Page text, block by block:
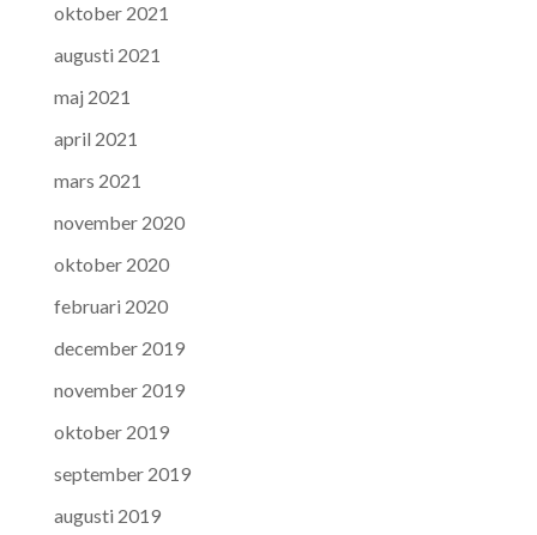
oktober 2021
augusti 2021
maj 2021
april 2021
mars 2021
november 2020
oktober 2020
februari 2020
december 2019
november 2019
oktober 2019
september 2019
augusti 2019